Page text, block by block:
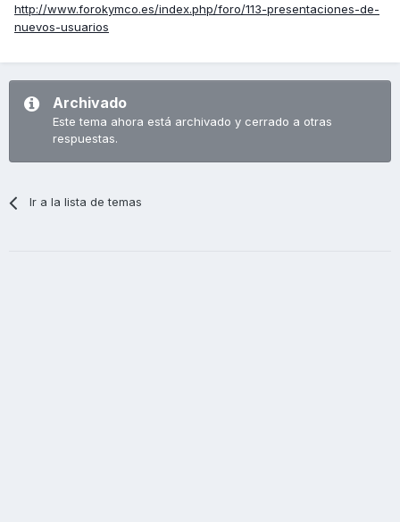
http://www.forokymco.es/index.php/foro/113-presentaciones-de-
nuevos-usuarios
Archivado
Este tema ahora está archivado y cerrado a otras
respuestas.
Ir a la lista de temas